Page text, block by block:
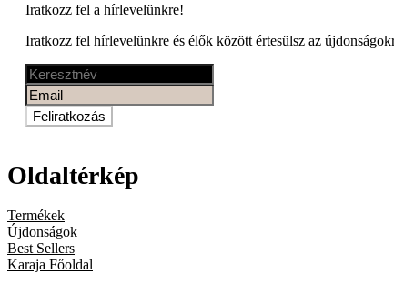
Iratkozz fel a hírlevelünkre!
Iratkozz fel hírlevelünkre és élők között értesülsz az
Feliratkozás
Oldaltérkép
Termékek
Újdonságok
Best Sellers
Karaja Főoldal